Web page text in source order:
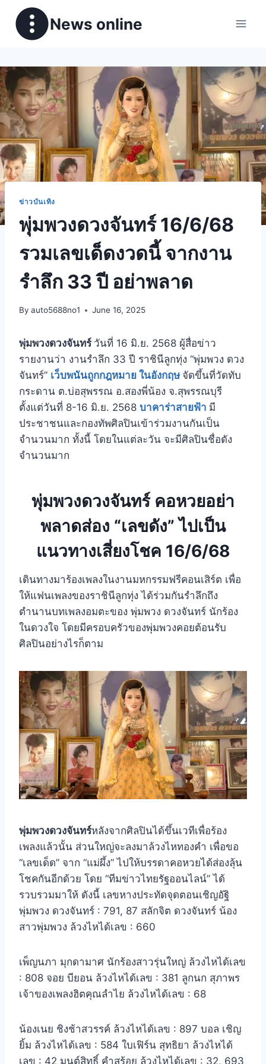
News online
ข่าวบันเทิง
พุ่มพวงดวงจันทร์ 16/6/68
รวมเลขเด็ดงวดนี้ จากงาน
รำลึก 33 ปี อย่าพลาด
By auto5688no1 June 16, 2025
พุ่มพวงดวงจันทร์ วันที่ 16 มิ.ย. 2568 ผู้สื่อข่าว
รายงานว่า งานรำลึก 33 ปี ราชินีลูกทุ่ง “พุ่มพวง ดวง
จันทร์” เว็บพนันถูกกฎหมาย ในอังกฤษ จัดขึ้นที่วัดทับ
กระดาน ต.บ่อสุพรรณ อ.สองพี่น้อง จ.สุพรรณบุรี
ตั้งแต่วันที่ 8-16 มิ.ย. 2568 บาคาร่าสายฟ้า มี
ประชาชนและกองทัพศิลปินเข้าร่วมงานกันเป็น
จำนวนมาก ทั้งนี้ โดยในแต่ละวัน จะมีศิลปินชื่อดัง
จำนวนมาก
พุ่มพวงดวงจันทร์ คอหวยอย่า
พลาดส่อง “เลขดัง” ไปเป็น
แนวทางเสี่ยงโชค 16/6/68
เดินทางมาร้องเพลงในงานมหกรรมฟรีคอนเสิร์ต เพื่อ
ให้แฟนเพลงของราชินีลูกทุ่ง ได้ร่วมกันรำลึกถึง
ตำนานบทเพลงอมตะของ พุ่มพวง ดวงจันทร์ นักร้อง
ในดวงใจ โดยมีครอบครัวของพุ่มพวงคอยต้อนรับ
ศิลปินอย่างไรก็ตาม
พุ่มพวงดวงจันทร์หลังจากศิลปินได้ขึ้นเวทีเพื่อร้อง
เพลงแล้วนั้น ส่วนใหญ่จะลงมาล้วงไหทองคำ เพื่อขอ
“เลขเด็ด” จาก “แม่ผึ้ง” ไปให้บรรดาคอหวยได้ส่องลุ้น
โชคกันอีกด้วย โดย “ทีมข่าวไทยรัฐออนไลน์” ได้
รวบรวมมาให้ ดังนี้ เลขหางประทัดจุดตอนเชิญอัฐิ
พุ่มพวง ดวงจันทร์ : 791, 87 สลักจิต ดวงจันทร์ น้อง
สาวพุ่มพวง ล้วงไหได้เลข : 660
เพ็ญนภา มุกดามาศ นักร้องสาวรุ่นใหญ่ ล้วงไหได้เลข
: 808 จอย บียอน ล้วงไหได้เลข : 381 ลูกนก สุภาพร
เจ้าของเพลงฮิตคุณลำไย ล้วงไหได้เลข : 68
น้องเนย ชิงช้าสวรรค์ ล้วงไหได้เลข : 897 บอล เชิญ
ยิ้ม ล้วงไหได้เลข : 584 ใบเฟิร์น สุทธิยา ล้วงไหได้
เลข : 42 มนต์สิทธิ์ คำสร้อย ล้วงไหได้เลข : 32, 693